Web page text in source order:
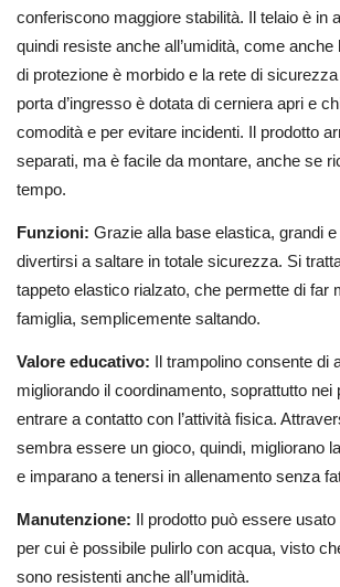
conferiscono maggiore stabilità. Il telaio è in
quindi resiste anche all’umidità, come anche
di protezione è morbido e la rete di
porta d’ingresso è dotata di cerniera apri e
comodità e per evitare incidenti. Il prodotto
separati, ma è facile da montare, anche se
tempo.
Funzioni: Grazie alla base elastica, grandi
divertirsi a saltare in totale sicurezza. Si
tappeto elastico rialzato, che permette di far
famiglia, semplicemente saltando.
Valore educativo: Il trampolino consente di
migliorando il coordinamento, soprattutto nei
entrare a contatto con l’attività fisica.
sembra essere un gioco, quindi, migliorano
e imparano a tenersi in allenamento senza
Manutenzione: Il prodotto può essere usato
per cui è possibile pulirlo con acqua, visto
sono resistenti anche all’umidità.